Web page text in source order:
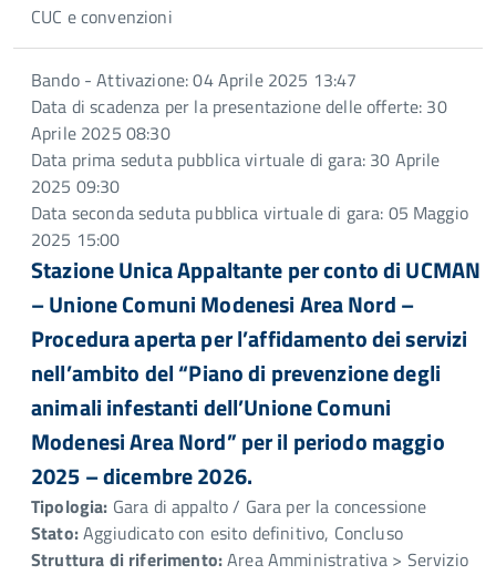
CUC e convenzioni
Bando - Attivazione: 04 Aprile 2025 13:47
Data di scadenza per la presentazione delle offerte: 30
Aprile 2025 08:30
Data prima seduta pubblica virtuale di gara: 30 Aprile
2025 09:30
Data seconda seduta pubblica virtuale di gara: 05 Maggio
2025 15:00
Stazione Unica Appaltante per conto di UCMAN
– Unione Comuni Modenesi Area Nord –
Procedura aperta per l’affidamento dei servizi
nell’ambito del “Piano di prevenzione degli
animali infestanti dell’Unione Comuni
Modenesi Area Nord” per il periodo maggio
2025 – dicembre 2026.
Tipologia: Gara di appalto / Gara per la concessione
Stato:Aggiudicato con esito definitivo, Concluso
Struttura di riferimento:Area Amministrativa > Servizio